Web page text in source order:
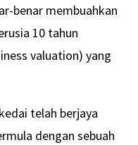
benar membuahkan
10 tahun
valuation) yang
telah berjaya
dengan sebuah